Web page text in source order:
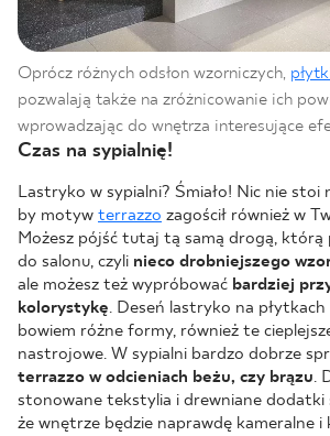
Oprócz różnych odsłon wzorniczych,
pozwalają także na zróżnicowanie ich
wprowadzając do wnętrza interesujące
Czas na sypialnię!
Lastryko w sypialni? Śmiało! Nic nie stoi
by motyw terrazzo zagościł również w
Możesz pójść tutaj tą samą drogą, którą
do salonu, czyli nieco drobniejszego
ale możesz też wypróbować bardziej
kolorystykę. Deseń lastryko na
bowiem różne formy, również te
nastrojowe. W sypialni bardzo dobrze
terrazzo w odcieniach beżu, czy brązu.
stonowane tekstylia i drewniane dodatki
że wnętrze będzie naprawdę kameralne i